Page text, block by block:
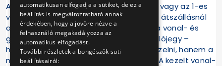
A 103-as autóbuszról az 1-es villamosra, vagy az 1-es
villamosról a 103-as autóbuszra történő átszállásnál
az egyszeri utazásra szolgáló jegyek – a vonal- és
gyűjtőjegyek, valamint egyszeres átszállójegy –
használata esetén nem kell új jegyet kezelni, hanem a
már kezelt jeggyel lehet tovább utazni. A kezelt vonal-
automatikusan elfogadja a sütiket, de ez a
beállítás is megváltoztatható annak
érdekében, hogy a jövőre nézve a
felhasználó megakadályozza az
automatikus elfogadást.
További részletek a böngészők süti
beállításairól: